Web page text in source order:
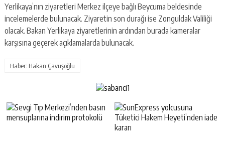
Yerlikaya’nın ziyaretleri Merkez ilçeye bağlı Beycuma beldesinde
incelemelerde bulunacak. Ziyaretin son durağı ise Zonguldak Valiliği
olacak. Bakan Yerlikaya ziyaretlerinin ardından burada kameralar
karşısına geçerek açıklamalarda bulunacak.
Haber: Hakan Çavuşoğlu